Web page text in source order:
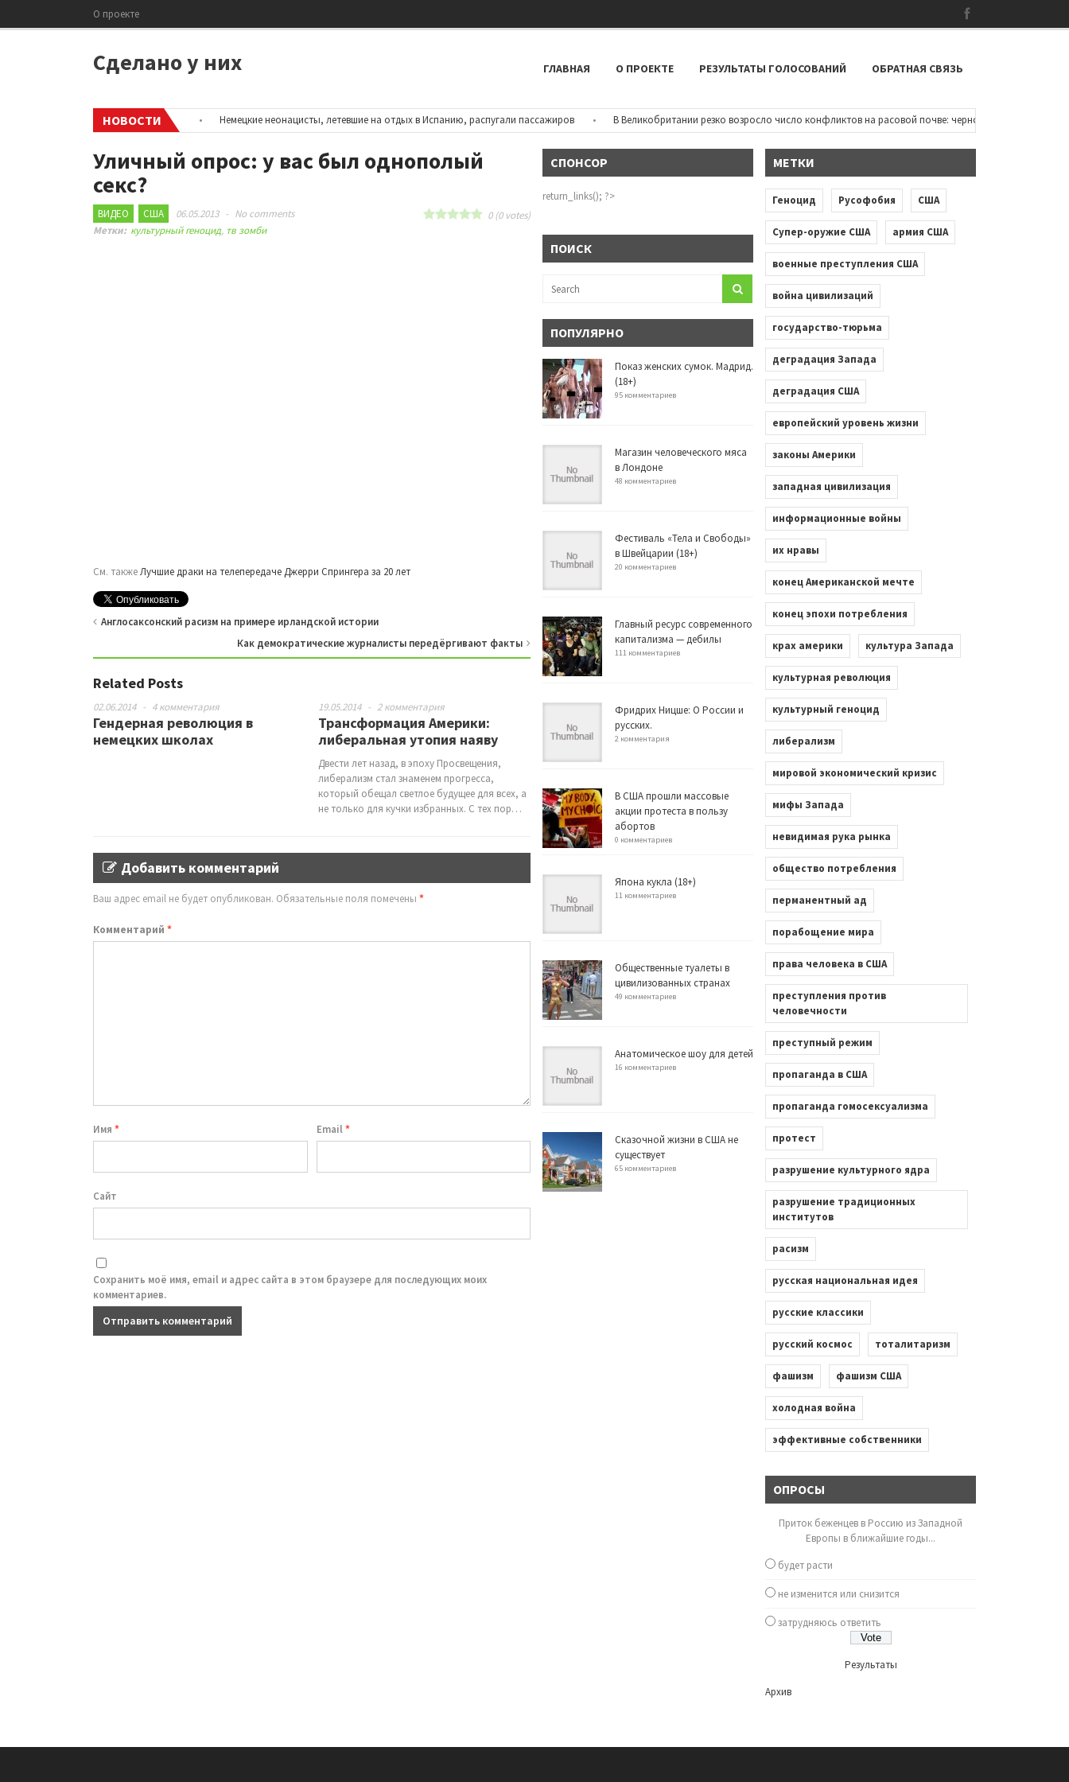
О проекте
Сделано у них ГЛАВНАЯ О ПРОЕКТЕ РЕЗУЛЬТАТЫ ГОЛОСОВАНИЙ ОБРАТНАЯ СВЯЗЬ
НОВОСТИ
об аккаунтах в соцсетях Немецкие неонацисты, летевшие на отдых в Испанию, распугали пассажиров • В Великобритании резко возросло число конфликтов на расовой почве: чернокожие дети пытаются
Уличный опрос: у вас был однополый
секс?
ВИДЕО США 06.05.2013 - No comments 0(0votes)
Метки: культурный геноцид, тв зомби
См. такжеЛучшие драки на телепередаче Джерри Спрингера за 20 лет
Англосаксонский расизм на примере ирландской истории
Как демократические журналисты передёргивают факты
Related Posts
02.06.2014 - 4 комментария
Гендерная революция в
немецких школах
19.05.2014 - 2 комментария
Трансформация Америки:
либеральная утопия наяву
Двести лет назад, в эпоху Просвещения,
либерализм стал знаменем прогресса,
который обещал светлое будущее для всех, а
не только для кучки избранных. С тех пор…
Добавить комментарий
Ваш адрес email не будет опубликован. Обязательные поля помечены *
Комментарий *
Имя * Email*
Сайт
Сохранить моё имя, email и адрес сайта в этом браузере для последующих моих
комментариев.
СПОНСОР
return_links(); ?>
ПОИСК
ПОПУЛЯРНО
Показ женских сумок. Мадрид.
(18+)
95 комментариев
Магазин человеческого мяса
в Лондоне
48 комментариев
Фестиваль «Тела и Свободы»
в Швейцарии (18+)
20 комментариев
Главный ресурс современного
капитализма — дебилы
111 комментариев
Фридрих Ницше: О России и
русских.
2 комментария
В США прошли массовые
акции протеста в пользу
абортов
0 комментариев
Япона кукла (18+)
11 комментариев
Общественные туалеты в
цивилизованных странах
49 комментариев
Анатомическое шоу для детей
16 комментариев
Сказочной жизни в США не
существует
65 комментариев
МЕТКИ
Геноцид Русофобия США
Супер-оружие США армия США
военные преступления США
война цивилизаций
государство-тюрьма
деградация Запада
деградация США
европейский уровень жизни
законы Америки
западная цивилизация
информационные войны
их нравы
конец Американской мечте
конец эпохи потребления
крах америки культура Запада
культурная революция
культурный геноцид
либерализм
мировой экономический кризис
мифы Запада
невидимая рука рынка
общество потребления
перманентный ад
порабощение мира
права человека в США
преступления против
человечности
преступный режим
пропаганда в США
пропаганда гомосексуализма
протест
разрушение культурного ядра
разрушение традиционных
институтов
расизм
русская национальная идея
русские классики
русский космос тоталитаризм
фашизм фашизм США
холодная война
эффективные собственники
ОПРОСЫ
Приток беженцев в Россию из Западной
Европы в ближайшие годы...
будет расти
не изменится или снизится
затрудняюсь ответить
Результаты
Архив